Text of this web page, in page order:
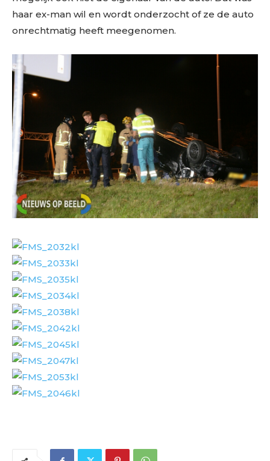
haar ex-man wil en wordt onderzocht of ze de auto
onrechtmatig heeft meegenomen.